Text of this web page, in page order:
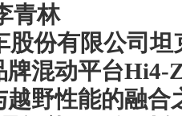
青林
股份有限公司
牌混动平台Hi4-
越野性能的融